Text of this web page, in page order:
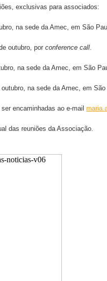
exclusivas para associados:
na sede da Amec, em São
outubro, por conference call.
na sede da Amec, em São
na sede da Amec, em
encaminhadas ao e-mail
das reuniões da Associação.